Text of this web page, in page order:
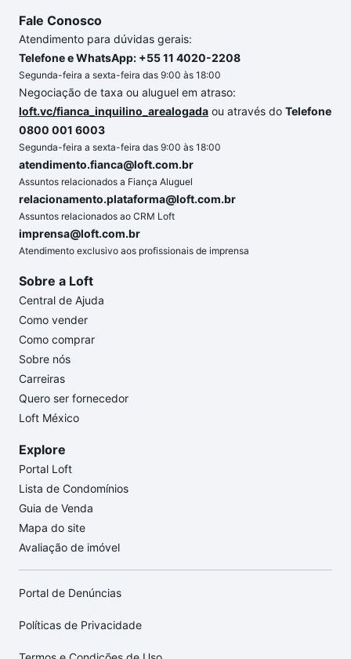
Fale Conosco
Atendimento para dúvidas gerais:
Telefone e WhatsApp: +55 11 4020-2208
Segunda-feira a sexta-feira das 9:00 às 18:00
Negociação de taxa ou aluguel em atraso:
loft.vc/fianca_inquilino_arealogada ou através do Telefone
0800 001 6003
Segunda-feira a sexta-feira das 9:00 às 18:00
atendimento.fianca@loft.com.br
Assuntos relacionados a Fiança Aluguel
relacionamento.plataforma@loft.com.br
Assuntos relacionados ao CRM Loft
imprensa@loft.com.br
Atendimento exclusivo aos profissionais de imprensa
Sobre a Loft
Central de Ajuda
Como vender
Como comprar
Sobre nós
Carreiras
Quero ser fornecedor
Loft México
Explore
Portal Loft
Lista de Condomínios
Guia de Venda
Mapa do site
Avaliação de imóvel
Portal de Denúncias
Políticas de Privacidade